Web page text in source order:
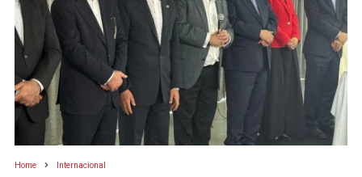
Home Internacional